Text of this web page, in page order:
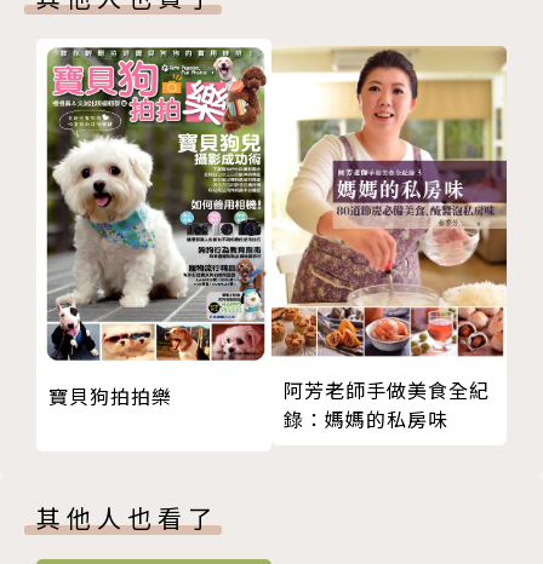
自己的肌肉？
▍除了肌力訓練外，該怎麼為登山健行安排有氧訓練？
……關於登山訓練相關的所有疑問，本書都將為你一一
解答！
本書作者梁友瑋（山姆伯伯）所創立的「山姆伯伯工作
坊」，
是國內目前許多健身和肌力訓練教練、學員及運動員密
切關注追蹤的運動知識平台，也提供實際的訓練、顧問
學員不只有在國際上獲獎的專業運動競技選手，也幫助
甚至能夠進一步從事強度更高的運動訓練與賽事。
健康的淋巴系統＝良好的肌肉反應
神經淋巴反射區
改善淋巴系統流動的其他方式
Chapter 4 肌力訓練動作的選擇
如何選擇符合登山需求的肌力訓練動作？
肌力訓練動作介紹
Chapter 5 登山過程腳步卡卡，如何發展靈活的腳步
髖關節活動操
跳圈圈
原地前弓步
總整理：12週訓練計畫範例
Chapter 8 如何安排有氧訓練
寶貝狗拍拍樂
阿芳老師手做美食全紀
錄：媽媽的私房味
其他人也看了